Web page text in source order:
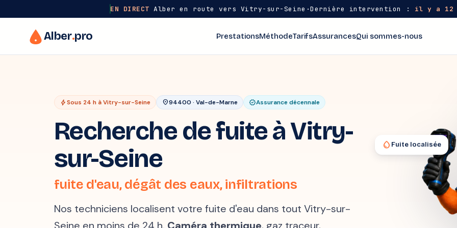
EN DIRECT Alber en route vers Vitry-sur-Seine ·Dernière intervention : il y a 12
Alber.pro PrestationsMéthodeTarifsAssurancesQui sommes-nous
boltSous 24 h à Vitry-sur-Seine location_on94400 · Val-de-Marne verifiedAssurance décennale
Recherche de fuite à Vitry-
sur-Seine
fuite d'eau, dégât des eaux, infiltrations
Nos techniciens localisent votre fuite d'eau dans tout Vitry-sur-
water_drop Fuite localisée